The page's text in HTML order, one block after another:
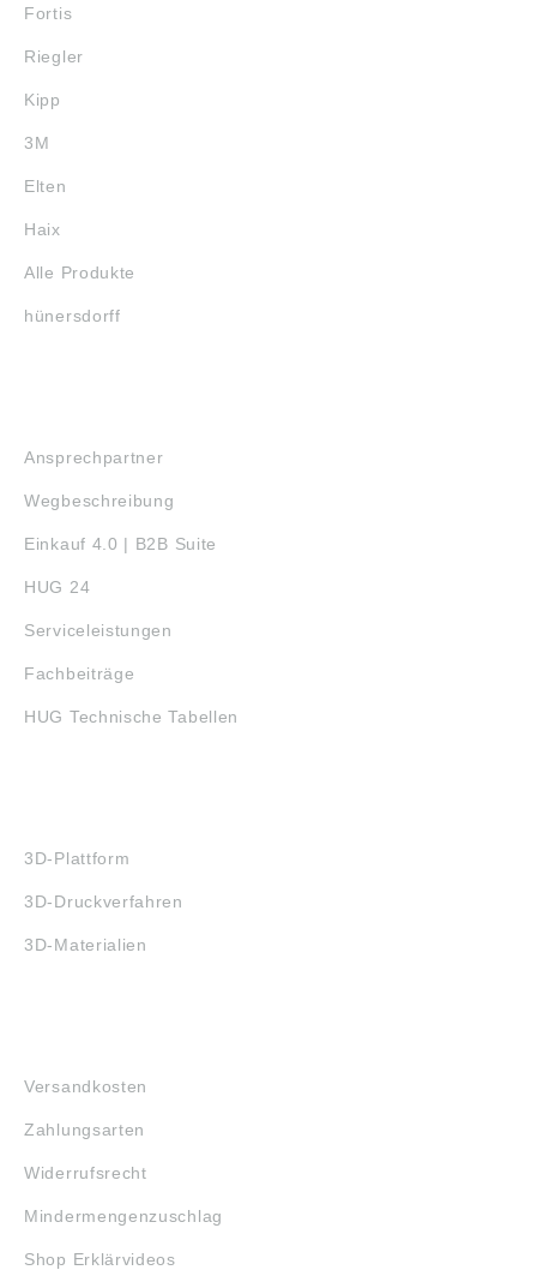
Fortis
Riegler
Kipp
3M
Elten
Haix
Alle Produkte
hünersdorff
Ansprechpartner
Wegbeschreibung
Einkauf 4.0 | B2B Suite
HUG 24
Serviceleistungen
Fachbeiträge
HUG Technische Tabellen
3D-Plattform
3D-Druckverfahren
3D-Materialien
Versandkosten
Zahlungsarten
Widerrufsrecht
Mindermengenzuschlag
Shop Erklärvideos